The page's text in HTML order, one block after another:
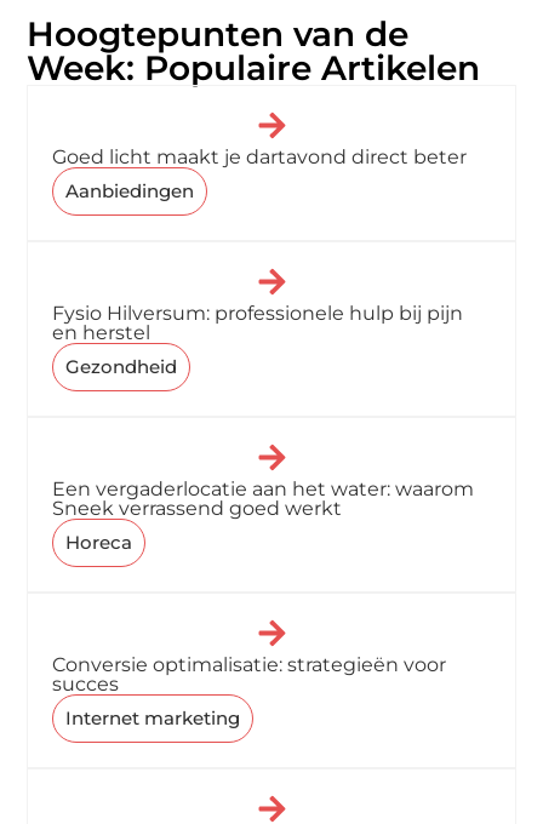
Hoogtepunten van de
Week: Populaire Artikelen
Goed licht maakt je dartavond direct beter
Aanbiedingen
Fysio Hilversum: professionele hulp bij pijn
en herstel
Gezondheid
Een vergaderlocatie aan het water: waarom
Sneek verrassend goed werkt
Horeca
Conversie optimalisatie: strategieën voor
succes
Internet marketing